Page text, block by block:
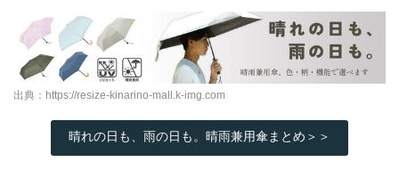
出典： https://resize-kinarino-mall.k-img.com
晴れの日も、雨の日も。晴雨兼用傘まとめ＞＞